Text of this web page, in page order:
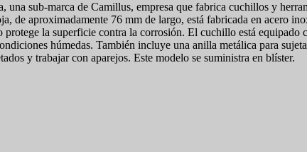
sub-marca de Camillus, empresa que fabrica cuchillos y
de aproximadamente 76 mm de largo, está fabricada en acero
la superficie contra la corrosión. El cuchillo está
húmedas. También incluye una anilla metálica para
y trabajar con aparejos. Este modelo se suministra en blíster.